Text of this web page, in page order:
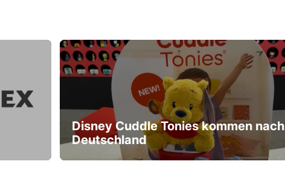
Disney Cuddle Tonies kommen nach
Deutschland